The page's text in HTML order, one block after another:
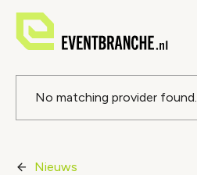
Foutmelding
No matching provider found.
Nieuws